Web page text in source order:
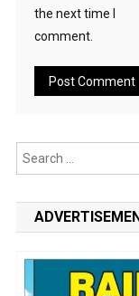
the next time I
comment.